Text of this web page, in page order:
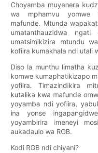
Choyamba muyenera
wa mphamvu yomwe
mafunde. Mtunda
umatanthauzidwa
umatsimikizira mtundu
kofiira kumakhala ndi utali
Diso la munthu limatha
komwe kumaphatikizapo
yofiira. Timazindikira
kutalika kwa mafunde
yoyamba ndi yofiira,
ina yonse
yoyambirira imeneyi
aukadaulo wa RGB.
Kodi RGB ndi chiyani?